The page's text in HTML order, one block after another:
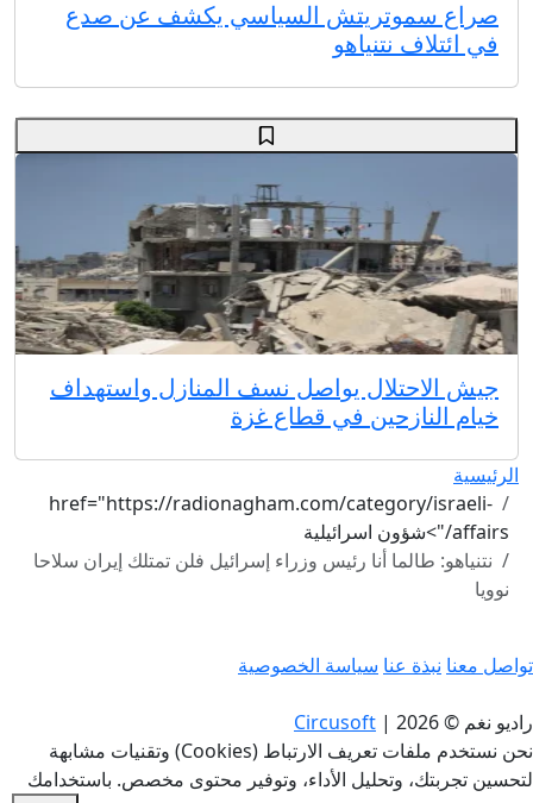
صراع سموتريتش السياسي يكشف عن صدع
في ائتلاف نتنياهو
جيش الاحتلال يواصل نسف المنازل واستهداف
خيام النازحين في قطاع غزة
الرئيسية
href="https://radionagham.com/category/israeli-
affairs/">شؤون اسرائيلية
نتنياهو: طالما أنا رئيس وزراء إسرائيل فلن تمتلك إيران سلاحا
نوويا
تواصل معنا نبذة عنا سياسة الخصوصية
راديو نغم © 2026 |
Circusoft
نحن نستخدم ملفات تعريف الارتباط (Cookies) وتقنيات مشابهة
لتحسين تجربتك، وتحليل الأداء، وتوفير محتوى مخصص. باستخدامك